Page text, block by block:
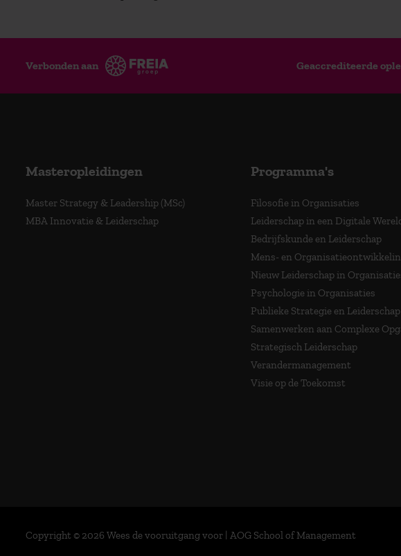
Verbonden aan Geaccrediteerde
Masteropleidingen
Master Strategy & Leadership (MSc)
MBA Innovatie & Leiderschap
Programma's
Filosofie in Organisaties
Leiderschap in een Digitale
Bedrijfskunde en Leiderschap
Mens- en
Nieuw Leiderschap in
Psychologie in Organisaties
Publieke Strategie en Leiderschap
Samenwerken aan Complexe
Strategisch Leiderschap
Verandermanagement
Visie op de Toekomst
Copyright © 2026 Wees de vooruitgang voor | AOG School of Management